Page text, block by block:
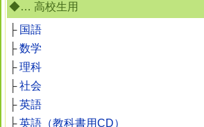
◆… 高校生用
├ 国語
├数学
├理科
├社会
├英語
├英語（教科書用CD）